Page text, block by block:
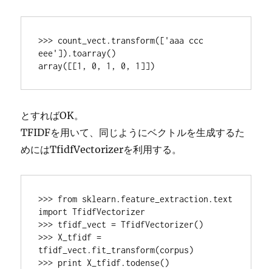
>>> count_vect.transform(['aaa ccc
eee']).toarray()
とすればOK。
TFIDFを用いて、同じようにベクトルを生成するた
めにはTfidfVectorizerを利用する。
>>> from sklearn.feature_extraction.text
import TfidfVectorizer
>>> tfidf_vect = TfidfVectorizer()
>>> X_tfidf =
tfidf_vect.fit_transform(corpus)
>>> print X_tfidf.todense()